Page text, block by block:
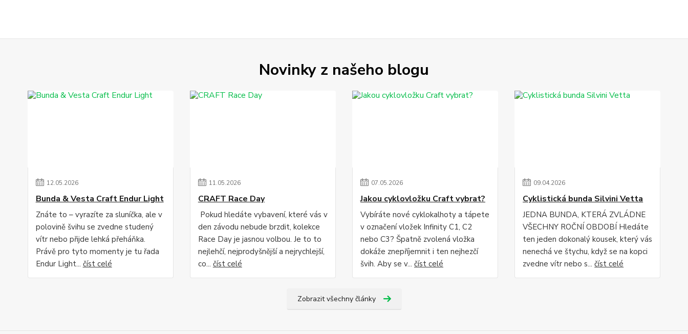
Novinky z našeho blogu
12.05.2026
Bunda & Vesta Craft Endur Light
Znáte to – vyrazíte za sluníčka, ale v
polovině švihu se zvedne studený
vítr nebo přijde lehká přeháňka.
Právě pro tyto momenty je tu řada
Endur Light... číst celé
11.05.2026
CRAFT Race Day
Pokud hledáte vybavení, které vás v
den závodu nebude brzdit, kolekce
Race Day je jasnou volbou. Je to to
nejlehčí, nejprodyšnější a nejrychlejší,
co... číst celé
07.05.2026
Jakou cyklovložku Craft vybrat?
Vybíráte nové cyklokalhoty a tápete
v označení vložek Infinity C1, C2
nebo C3? Špatně zvolená vložka
dokáže znepříjemnit i ten nejhezčí
švih. Aby se v... číst celé
09.04.2026
Cyklistická bunda Silvini Vetta
JEDNA BUNDA, KTERÁ ZVLÁDNE
VŠECHNY ROČNÍ OBDOBÍ Hledáte
ten jeden dokonalý kousek, který vás
nenechá ve štychu, když se na kopci
zvedne vítr nebo s...číst celé
Zobrazit všechny články